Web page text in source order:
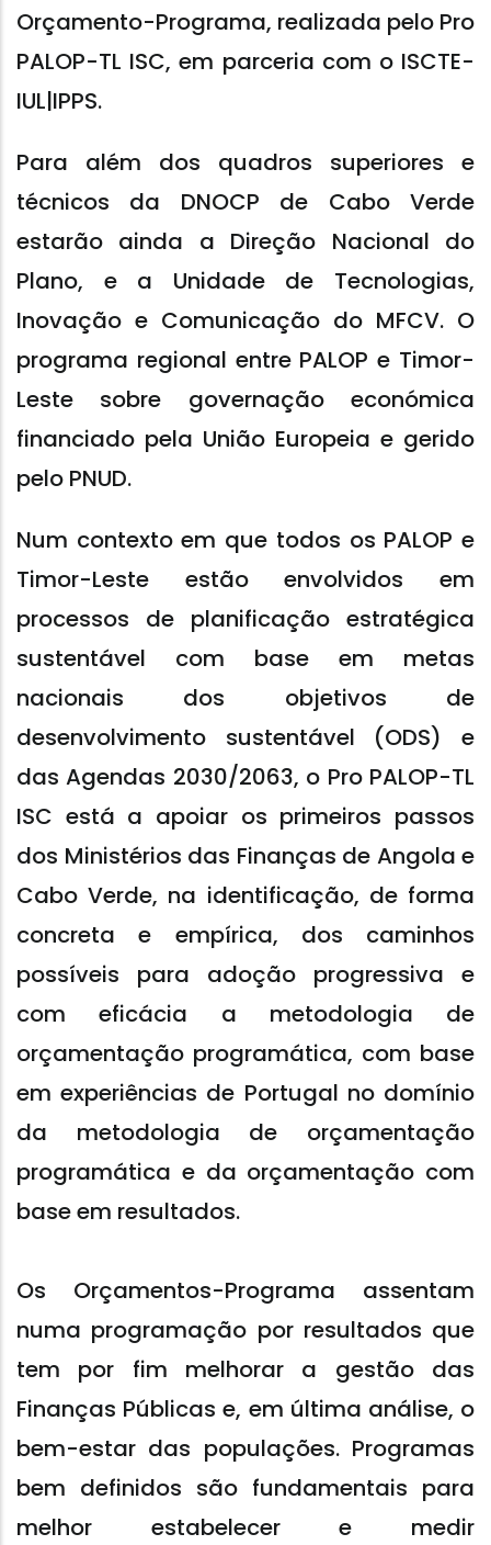
Orçamento-Programa, realizada pelo Pro
PALOP-TL ISC, em parceria com o ISCTE-
IUL|IPPS.
Para além dos quadros superiores e
técnicos da DNOCP de Cabo Verde
estarão ainda a Direção Nacional do
Plano, e a Unidade de Tecnologias,
Inovação e Comunicação do MFCV. O
programa regional entre PALOP e Timor-
Leste sobre governação económica
financiado pela União Europeia e gerido
pelo PNUD.
Num contexto em que todos os PALOP e
Timor-Leste estão envolvidos em
processos de planificação estratégica
sustentável com base em metas
nacionais dos objetivos de
desenvolvimento sustentável (ODS) e
das Agendas 2030/2063, o Pro PALOP-TL
ISC está a apoiar os primeiros passos
dos Ministérios das Finanças de Angola e
Cabo Verde, na identificação, de forma
concreta e empírica, dos caminhos
possíveis para adoção progressiva e
com eficácia a metodologia de
orçamentação programática, com base
em experiências de Portugal no domínio
da metodologia de orçamentação
programática e da orçamentação com
base em resultados.
Os Orçamentos-Programa assentam
numa programação por resultados que
tem por fim melhorar a gestão das
Finanças Públicas e, em última análise, o
bem-estar das populações. Programas
bem definidos são fundamentais para
melhor estabelecer e medir